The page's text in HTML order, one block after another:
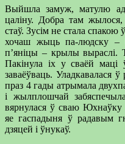
Выйшла замуж, матулю
цаліну. Добра там
стаў. Зусім не стала
хочаш жыць па-людску –
п’яніцы – крылы выраслі.
Пакінула іх у сваёй
заваёўваць. Уладкавалася
праз 4 гады атрымала
і жылплошчай
вярнулася ў сваю Юхнаўку
яе гаспадыня ў радавым
дзяцей і ўнукаў.